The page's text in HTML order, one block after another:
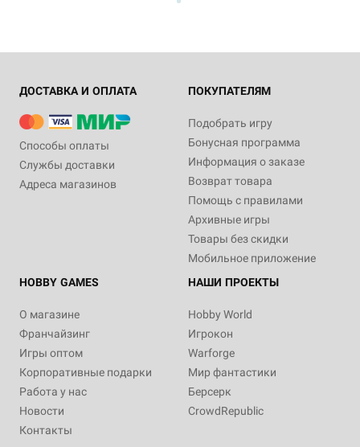
ДОСТАВКА И ОПЛАТА
Способы оплаты
Службы доставки
Адреса магазинов
ПОКУПАТЕЛЯМ
Подобрать игру
Бонусная программа
Информация о заказе
Возврат товара
Помощь с правилами
Архивные игры
Товары без скидки
Мобильное приложение
HOBBY GAMES
О магазине
Франчайзинг
Игры оптом
Корпоративные подарки
Работа у нас
Новости
Контакты
НАШИ ПРОЕКТЫ
Hobby World
Игрокон
Warforge
Мир фантастики
Берсерк
CrowdRepublic